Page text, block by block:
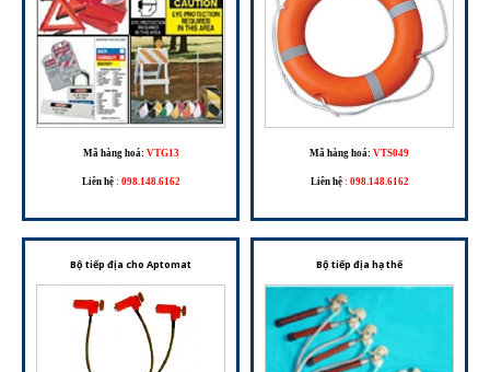
Mã hàng hoá: VTG13
Liên hệ : 098.148.6162
Mã hàng hoá: VTS049
Liên hệ : 098.148.6162
Bộ tiếp địa cho Aptomat Bộ tiếp địa hạ thế